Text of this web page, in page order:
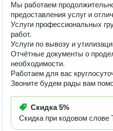
Мы работаем
предоставления услуг и
Услуги профессиональных
работ.
Услуги по вывозу и
Отчётные документы о
необходимости.
Работаем для вас
Звоните будем рады вам
Скидка5%
Скидка при кодовом слове